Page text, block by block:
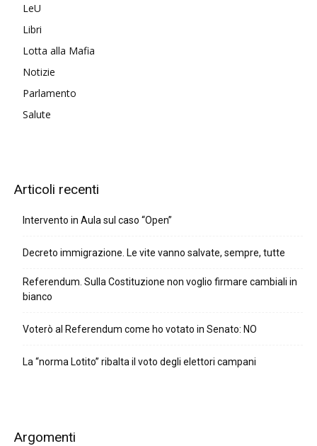
LeU
Libri
Lotta alla Mafia
Notizie
Parlamento
Salute
Articoli recenti
Intervento in Aula sul caso “Open”
Decreto immigrazione. Le vite vanno salvate, sempre, tutte
Referendum. Sulla Costituzione non voglio firmare cambiali in
bianco
Voterò al Referendum come ho votato in Senato: NO
La “norma Lotito” ribalta il voto degli elettori campani
Argomenti